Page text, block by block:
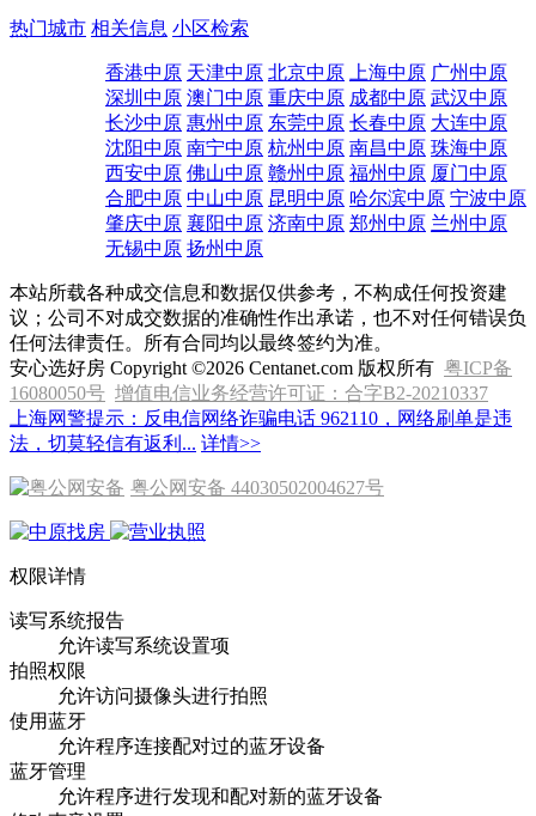
热门城市 相关信息 小区检索
香港中原 天津中原 北京中原 上海中原 广州中原
深圳中原 澳门中原 重庆中原 成都中原 武汉中原
长沙中原 惠州中原 东莞中原 长春中原 大连中原
沈阳中原 南宁中原 杭州中原 南昌中原 珠海中原
西安中原 佛山中原 赣州中原 福州中原 厦门中原
合肥中原 中山中原 昆明中原 哈尔滨中原 宁波中原
肇庆中原 襄阳中原 济南中原 郑州中原 兰州中原
无锡中原 扬州中原
本站所载各种成交信息和数据仅供参考，不构成任何投资建
议；公司不对成交数据的准确性作出承诺，也不对任何错误负
任何法律责任。所有合同均以最终签约为准。
安心选好房 Copyright ©2026 Centanet.com 版权所有 粤ICP备
16080050号 增值电信业务经营许可证：合字B2-20210337
上海网警提示：反电信网络诈骗电话 962110，网络刷单是违
法，切莫轻信有返利... 详情>>
粤公网安备 44030502004627号
权限详情
读写系统报告
允许读写系统设置项
拍照权限
允许访问摄像头进行拍照
使用蓝牙
允许程序连接配对过的蓝牙设备
蓝牙管理
允许程序进行发现和配对新的蓝牙设备